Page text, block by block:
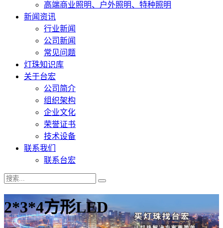
高端商业照明、户外照明、特种照明
新闻资讯
行业新闻
公司新闻
常见问题
灯珠知识库
关于台宏
公司简介
组织架构
企业文化
荣誉证书
技术设备
联系我们
联系台宏
2*3*4方形LED